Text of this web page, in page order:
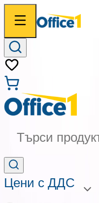
Търси продукти,
Цени с ДДС